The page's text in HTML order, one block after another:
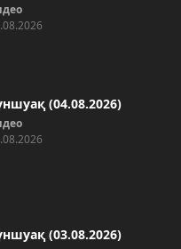
(04.08.2026)
(03.08.2026)